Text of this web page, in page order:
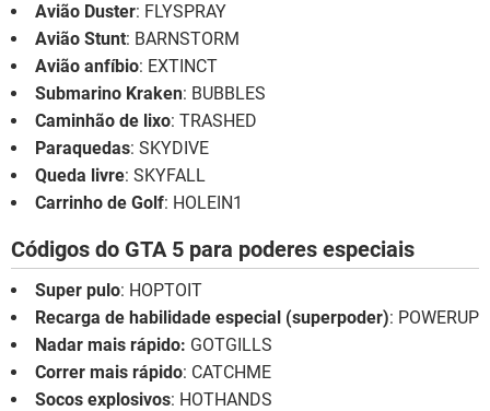
Avião Duster: FLYSPRAY
Avião Stunt: BARNSTORM
Avião anfíbio: EXTINCT
Submarino Kraken: BUBBLES
Caminhão de lixo: TRASHED
Paraquedas: SKYDIVE
Queda livre: SKYFALL
Carrinho de Golf: HOLEIN1
Códigos do GTA 5 para poderes especiais
Super pulo: HOPTOIT
Recarga de habilidade especial (superpoder): POWERUP
Nadar mais rápido: GOTGILLS
Correr mais rápido: CATCHME
Socos explosivos: HOTHANDS